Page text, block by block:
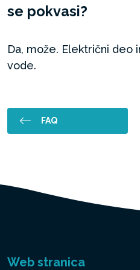
se pokvasi?
Da, može. Električni deo
vode.
FAQ
Web stranica